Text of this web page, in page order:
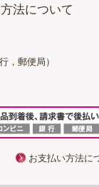
法について
，郵便局）
お支払い方法に